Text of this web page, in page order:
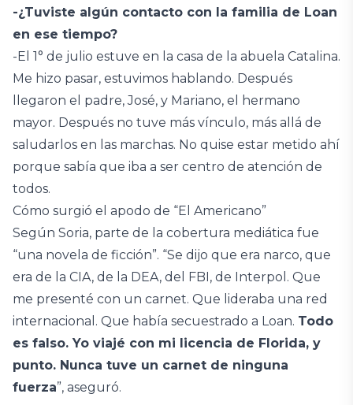
-¿Tuviste algún contacto con la familia de Loan
en ese tiempo?
-El 1° de julio estuve en la casa de la abuela Catalina.
Me hizo pasar, estuvimos hablando. Después
llegaron el padre, José, y Mariano, el hermano
mayor. Después no tuve más vínculo, más allá de
saludarlos en las marchas. No quise estar metido ahí
porque sabía que iba a ser centro de atención de
todos.
Cómo surgió el apodo de “El Americano”
Según Soria, parte de la cobertura mediática fue
“una novela de ficción”. “Se dijo que era narco, que
era de la CIA, de la DEA, del FBI, de Interpol. Que
me presenté con un carnet. Que lideraba una red
internacional. Que había secuestrado a Loan. Todo
es falso. Yo viajé con mi licencia de Florida, y
punto. Nunca tuve un carnet de ninguna
fuerza”, aseguró.